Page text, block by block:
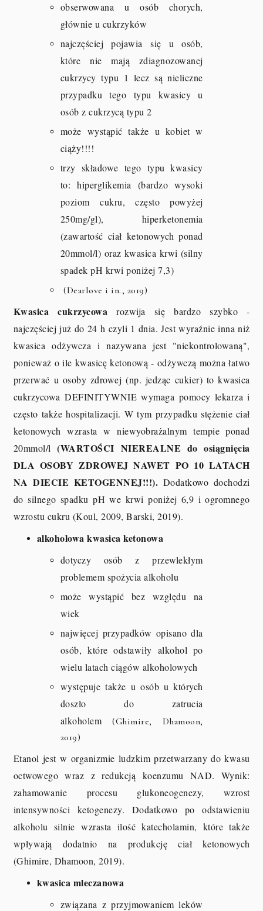
obserwowana u osób chorych,
głównie u cukrzyków
najczęściej pojawia się u osób,
które nie mają zdiagnozowanej
cukrzycy typu 1 lecz są nieliczne
przypadku tego typu kwasicy u
osób z cukrzycą typu 2
może wystąpić także u kobiet w
ciąży!!!!
trzy składowe tego typu kwasicy
to: hiperglikemia (bardzo wysoki
poziom cukru, często powyżej
250mg/gl), hiperketonemia
(zawartość ciał ketonowych ponad
20mmol/l) oraz kwasica krwi (silny
spadek pH krwi poniżej 7,3)
(Dearlove i in., 2019)
Kwasica cukrzycowa rozwija się bardzo szybko -
najczęściej już do 24 h czyli 1 dnia. Jest wyraźnie inna niż
kwasica odżywcza i nazywana jest "niekontrolowaną",
ponieważ o ile kwasicę ketonową - odżywczą można łatwo
przerwać u osoby zdrowej (np. jedząc cukier) to kwasica
cukrzycowa DEFINITYWNIE wymaga pomocy lekarza i
często także hospitalizacji. W tym przypadku stężenie ciał
ketonowych wzrasta w niewyobrażalnym tempie ponad
20mmol/l(WARTOŚCI NIEREALNE do osiągnięcia
DLA OSOBY ZDROWEJ NAWET PO 10 LATACH
NA DIECIE KETOGENNEJ!!!). Dodatkowo dochodzi
do silnego spadku pH we krwi poniżej 6,9 i ogromnego
wzrostu cukru (Koul, 2009, Barski, 2019).
alkoholowa kwasica ketonowa
dotyczy osób z przewlekłym
problemem spożycia alkoholu
może wystąpić bez względu na
wiek
najwięcej przypadków opisano dla
osób, które odstawiły alkohol po
wielu latach ciągów alkoholowych
występuje także u osób u których
doszło do zatrucia
alkoholem (Ghimire, Dhamoon,
2019)
Etanol jest w organizmie ludzkim przetwarzany do kwasu
octwowego wraz z redukcją koenzumu NAD. Wynik:
zahamowanie procesu glukoneogenezy, wzrost
intensywności ketogenezy. Dodatkowo po odstawieniu
alkoholu silnie wzrasta ilość katecholamin, które także
wpływają dodatnio na produkcję ciał ketonowych
(Ghimire, Dhamoon, 2019).
kwasica mleczanowa
związana z przyjmowaniem leków